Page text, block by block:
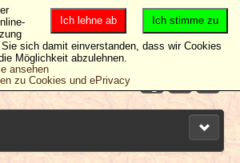
Ich stimme zu
Ich lehne ab
sich damit einverstanden, dass wir Cookies
Möglichkeit abzulehnen.
ansehen
zu Cookies und ePrivacy